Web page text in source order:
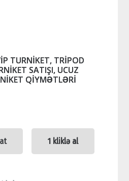
TURNİKET, TRİPOD
SATIŞI, UCUZ
QİYMƏTLƏRİ
1 kliklə al